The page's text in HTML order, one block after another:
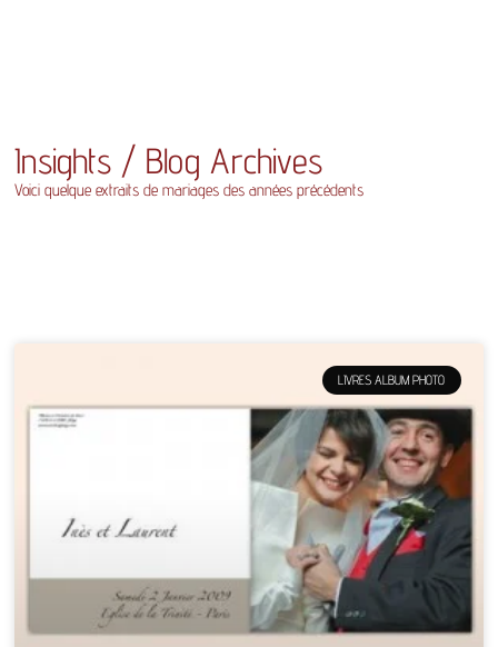
Insights / Blog Archives
Voici quelque extraits de mariages des années précédents
LIVRES ALBUM PHOTO